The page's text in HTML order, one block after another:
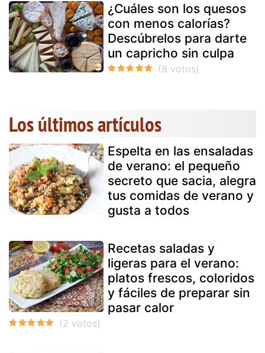
¿Cuáles son los quesos
con menos calorías?
Descúbrelos para darte
un capricho sin culpa
Los últimos artículos
Espelta en las ensaladas
de verano: el pequeño
secreto que sacia, alegra
tus comidas de verano y
gusta a todos
Recetas saladas y
ligeras para el verano:
platos frescos, coloridos
y fáciles de preparar sin
pasar calor